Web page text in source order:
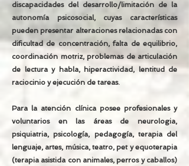
discapacidades del desarrollo/limitación de la
autonomía psicosocial, cuyas características
pueden presentar alteraciones relacionadas con
dificultad de concentración, falta de equilibrio,
coordinación motriz, problemas de articulación
de lectura y habla, hiperactividad, lentitud de
raciocinio y ejecución de tareas.
Para la atención clínica posee profesionales y
voluntarios en las áreas de neurologia,
psiquiatria,psicología, pedagogía, terapia del
lenguaje, artes, música, teatro, pet y equoterapia
(terapia asistida con animales, perros y caballos)